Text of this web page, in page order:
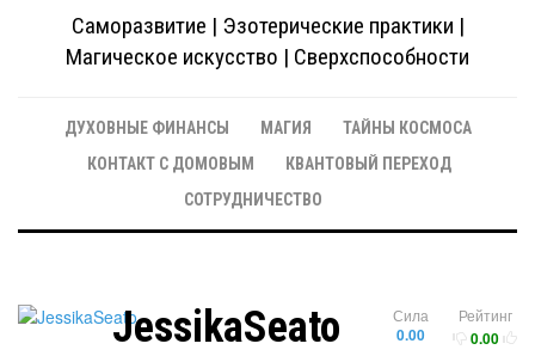
Саморазвитие | Эзотерические практики |
Магическое искусство | Сверхспособности
ДУХОВНЫЕ ФИНАНСЫ МАГИЯ
ТАЙНЫ КОСМОСА
КОНТАКТ С ДОМОВЫМ
КВАНТОВЫЙ ПЕРЕХОД
СОТРУДНИЧЕСТВО
Рейтинг
0.00
Сила
0.00
JessikaSeato